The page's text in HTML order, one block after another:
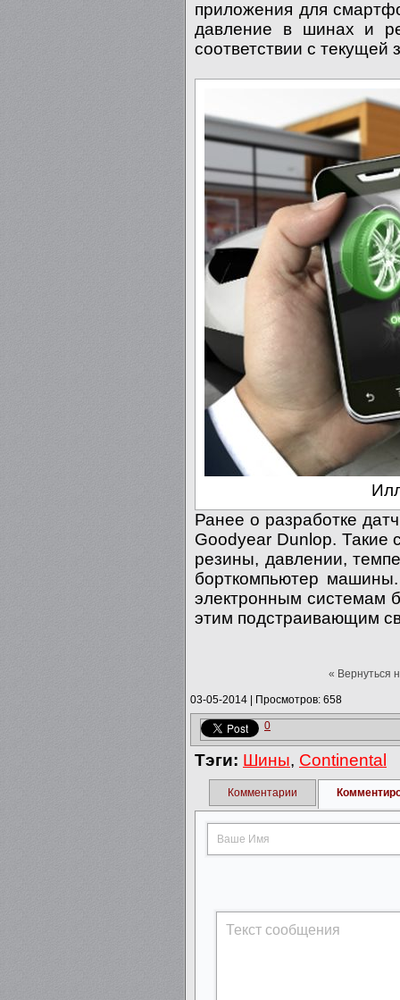
приложения для
давление в шинах и
соответствии с текущей
Ранее о разработке
Goodyear Dunlop. Такие
резины, давлении,
борткомпьютер
электронным системам
этим подстраивающим
« Вернуться
03-05-2014 Просмотров: 658
0
Тэги: Шины, Continental
Комментарии